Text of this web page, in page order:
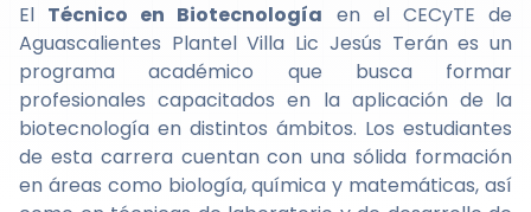
El Técnico en Biotecnología en el CECyTE de
Aguascalientes Plantel Villa Lic Jesús Terán es un
programa académico que busca formar
profesionales capacitados en la aplicación de la
biotecnología en distintos ámbitos. Los estudiantes
de esta carrera cuentan con una sólida formación
en áreas como biología, química y matemáticas, así